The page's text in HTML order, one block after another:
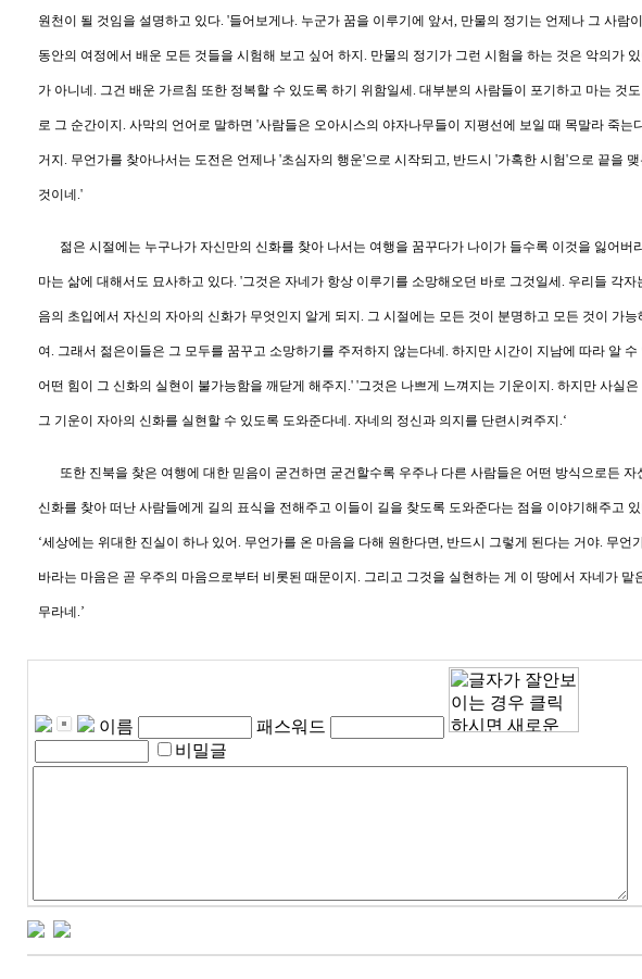
원천이 될 것임을 설명하고 있다. '들어보게나. 누군가 꿈을 이루기에 앞서, 만물의 정기는 언제나 그 사람
동안의 여정에서 배운 모든 것들을 시험해 보고 싶어 하지 . 만물의 정기가 그런 시험을 하는 것은 악의가 있
가 아니네 . 그건 배운 가르침 또한 정복할 수 있도록 하기 위함일세 . 대부분의 사람들이 포기하고 마는 것
로 그 순간이지 . 사막의 언어로 말하면 '사람들은 오아시스의 야자나무들이 지평선에 보일 때 목말라 죽는
거지 . 무언가를 찾아나서는 도전은 언제나 '초심자의 행운'으로 시작되고, 반드시 '가혹한 시험'으로 끝을 맺
것이네 .'
젊은 시절에는 누구나가 자신만의 신화를 찾아 나서는 여행을 꿈꾸다가 나이가 들수록 이것을 잃어버
마는 삶에 대해서도 묘사하고 있다. '그것은 자네가 항상 이루기를 소망해오던 바로 그것일세 . 우리들 각자
음의 초입에서 자신의 자아의 신화가 무엇인지 알게 되지 . 그 시절에는 모든 것이 분명하고 모든 것이 가능
여 . 그래서 젊은이들은 그 모두를 꿈꾸고 소망하기를 주저하지 않는다네 . 하지만 시간이 지남에 따라 알 수
어떤 힘이 그 신화의 실현이 불가능함을 깨닫게 해주지 .' '그것은 나쁘게 느껴지는 기운이지 . 하지만 사실은
그 기운이 자아의 신화를 실현할 수 있도록 도와준다네 . 자네의 정신과 의지를 단련시켜주지 .‘
또한 진북을 찾은 여행에 대한 믿음이 굳건하면 굳건할수록 우주나 다른 사람들은 어떤 방식으로든 자
신화를 찾아 떠난 사람들에게 길의 표식을 전해주고 이들이 길을 찾도록 도와준다는 점을 이야기해주고
‘세상에는 위대한 진실이 하나 있어 . 무언가를 온 마음을 다해 원한다면, 반드시 그렇게 된다는 거야. 무언
바라는 마음은 곧 우주의 마음으로부터 비롯된 때문이지 . 그리고 그것을 실현하는 게 이 땅에서 자네가 맡
무라네 .’
이름
패스워드
비밀글